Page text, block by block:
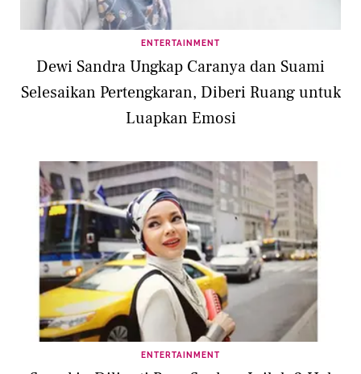
ENTERTAINMENT
Dewi Sandra Ungkap Caranya dan Suami
Selesaikan Pertengkaran, Diberi Ruang untuk
Luapkan Emosi
ENTERTAINMENT